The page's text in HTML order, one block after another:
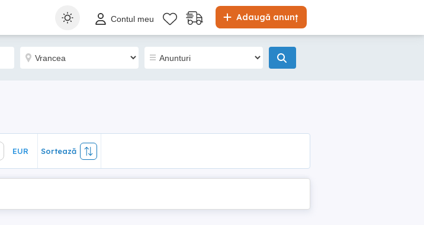
Adaugă anunț
Contul meu
Sortează
EUR Sortează